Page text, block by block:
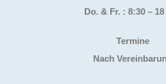
Do. & Fr. : 8:30 –
Termine
Nach